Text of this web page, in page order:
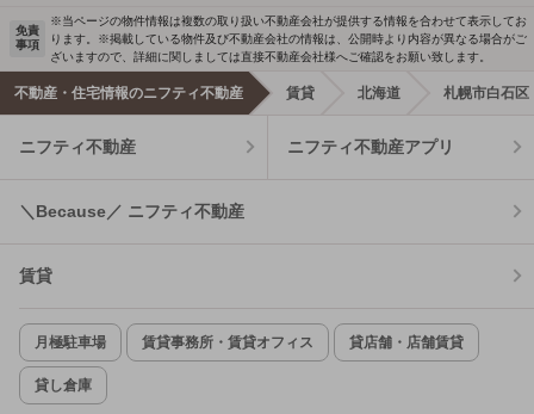
免責
事項
※当ページの物件情報は複数の取り扱い不動産会社が提供する情報を合わせて表示してお
ります。※掲載している物件及び不動産会社の情報は、公開時より内容が異なる場合がご
ざいますので、詳細に関しましては直接不動産会社様へご確認をお願い致します。
不動産・住宅情報のニフティ不動産 賃貸 北海道 札幌市白石区
ニフティ不動産 ニフティ不動産アプリ
＼Because／ ニフティ不動産
賃貸
月極駐車場 賃貸事務所・賃貸オフィス 貸店舗・店舗賃貸
貸し倉庫